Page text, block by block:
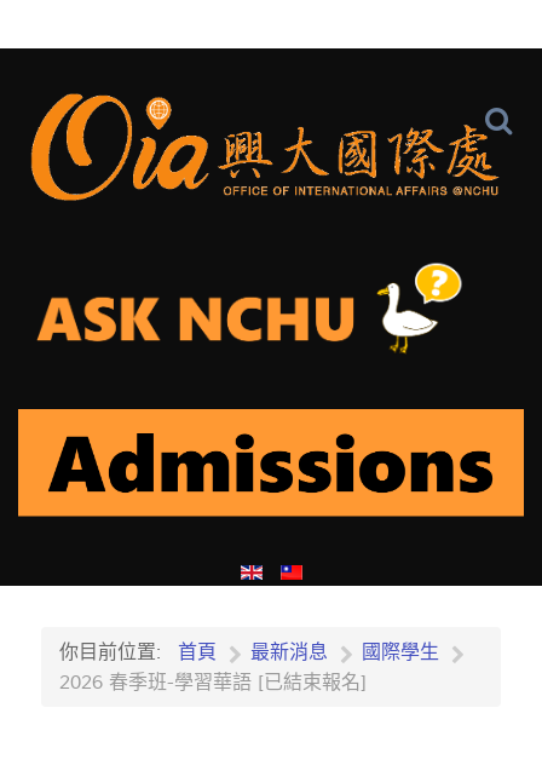
你目前位置: 首頁 最新消息
國際學生
2026 春季班-學習華語 [已結束報名]